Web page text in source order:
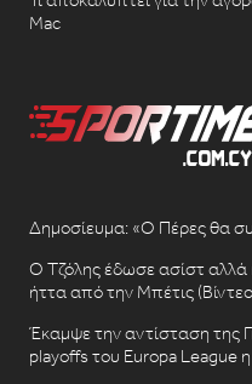
Mac
Δημοσίευμα: «Ο Πέρες θα
Ο Τζόλης έδωσε ασίστ αλλά
ήττα από την Μπέτις
Έκαμψε την αντίσταση της
playoffs του Europa League